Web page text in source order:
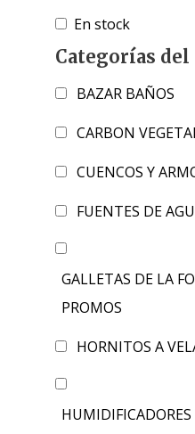
En stock
Categorías
BAZAR BAÑOS
CARBON
CUENCOS Y
FUENTES DE
GALLETAS DE LA
PROMOS
HORNITOS A
HUMIDIFICADORES